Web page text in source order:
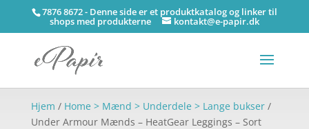
7876 8672 - Denne side er et produktkatalog og linker til
shops med produkterne kontakt@e-papir.dk
Hjem / Home > Mænd > Underdele > Lange bukser/
Under Armour Mænds – HeatGear Leggings – Sort